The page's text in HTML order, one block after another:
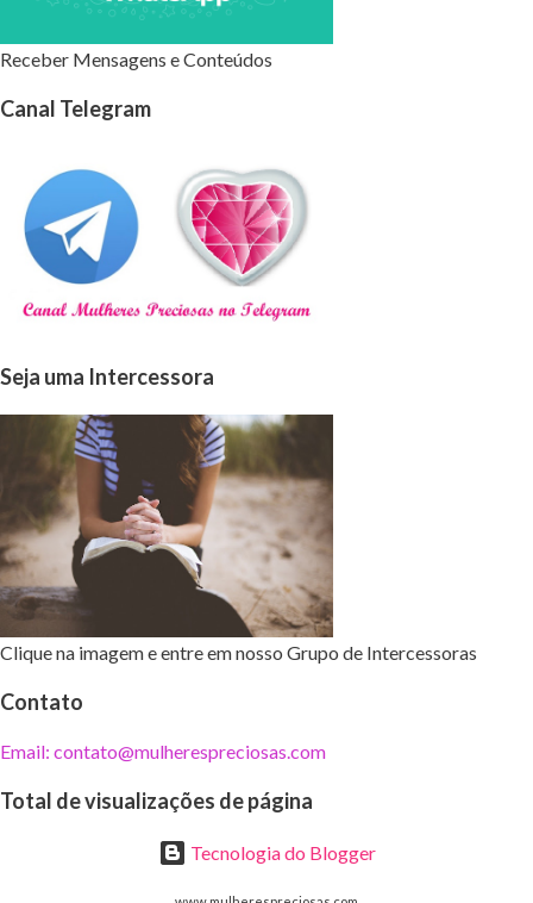
Receber Mensagens e Conteúdos
Canal Telegram
Seja uma Intercessora
Clique na imagem e entre em nosso Grupo de Intercessoras
Contato
Email: contato@mulherespreciosas.com
Total de visualizações de página
Tecnologia do Blogger